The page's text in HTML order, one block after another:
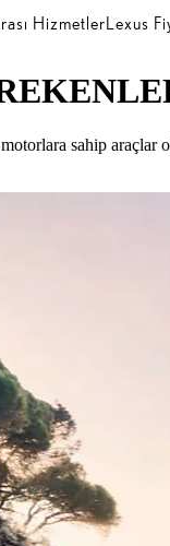
HizmetlerLexus
sahip